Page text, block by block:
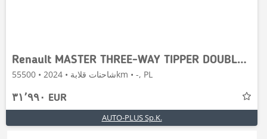
Renault MASTER THREE-WAY TIPPER DOUBLE CABIN DOKA 7
شاحنات قلابة • 2024 • 55500km • -, PL
٣١٬٩٩٠ EUR
AUTO-PLUS Sp.K.